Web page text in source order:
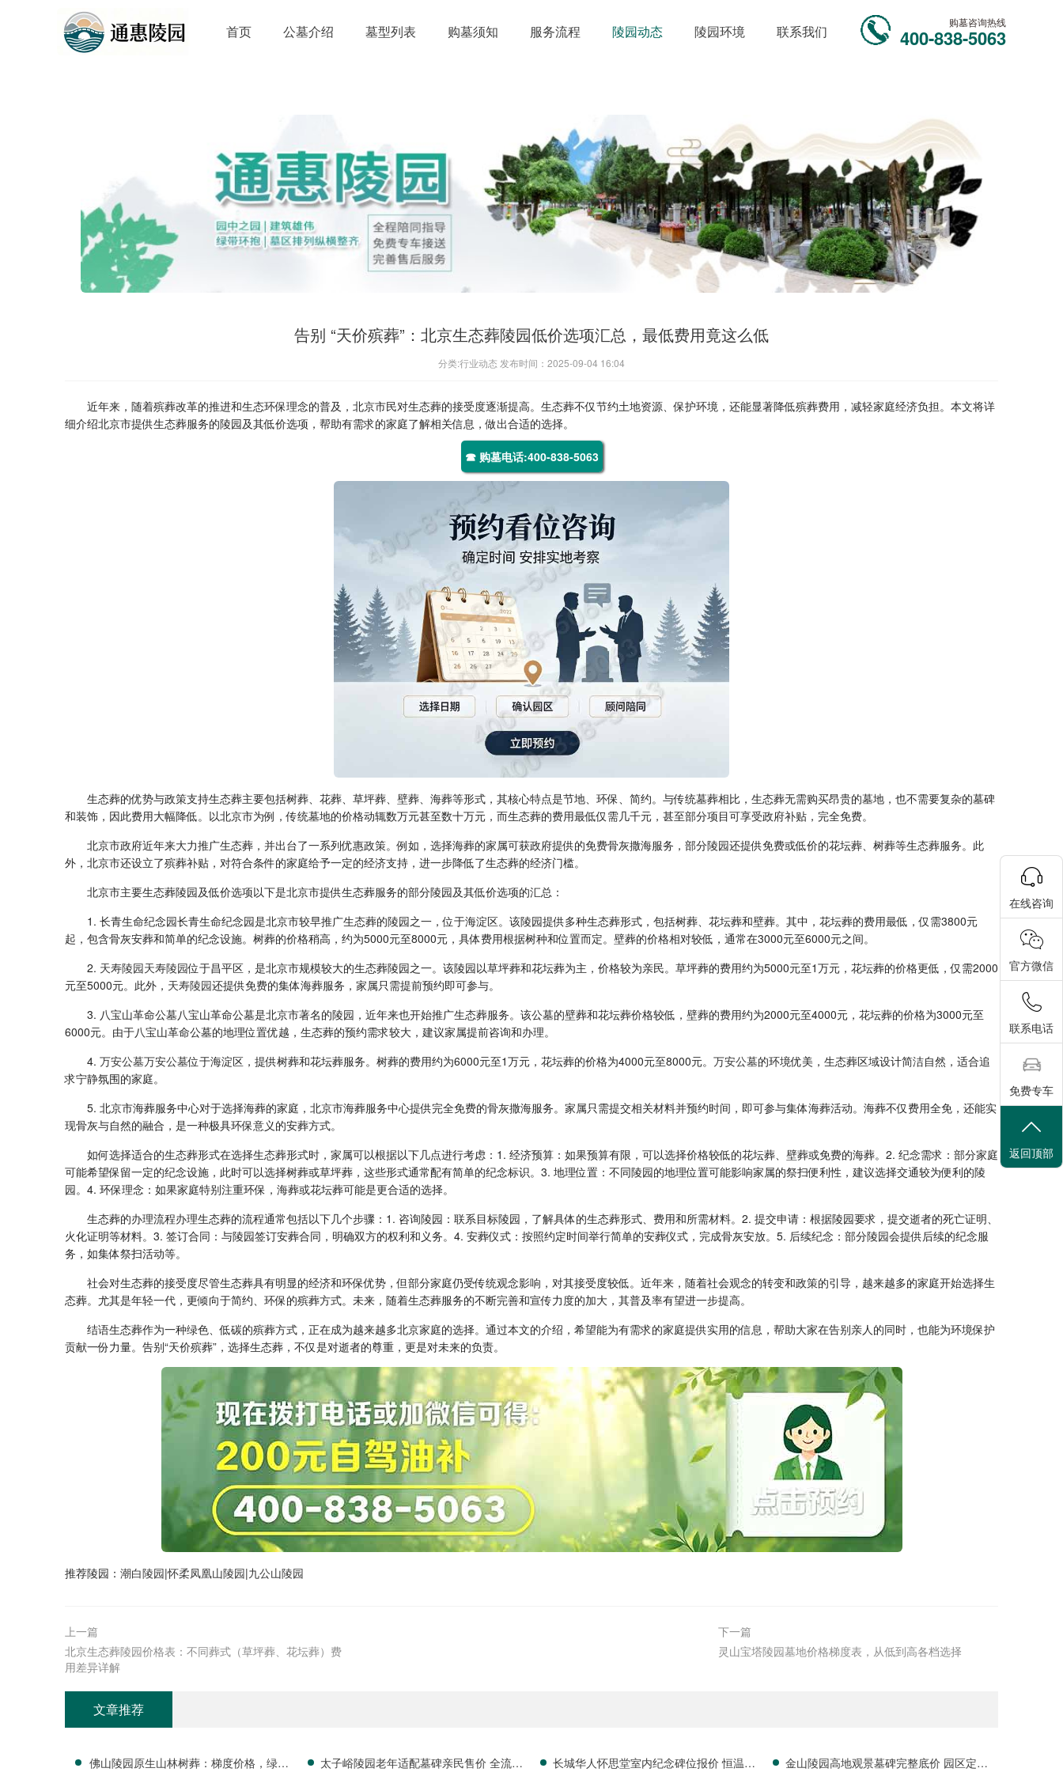
首页 公墓介绍 墓型列表 购墓须知 服务流程 陵园动态 陵园环境 联系我们
购墓咨询热线
400-838-5063
告别 “天价殡葬”：北京生态葬陵园低价选项汇总，最低费用竟这么低
分类:行业动态 发布时间：2025-09-04 16:04
近年来，随着殡葬改革的推进和生态环保理念的普及，北京市民对生态葬的接受度逐渐提高。生态葬不仅节约土地资源、保护环境，还能显著降低殡葬费用，减轻家庭经济负担。本文将详
细介绍北京市提供生态葬服务的陵园及其低价选项，帮助有需求的家庭了解相关信息，做出合适的选择。
☎ 购墓电话:400-838-5063
生态葬的优势与政策支持生态葬主要包括树葬、花葬、草坪葬、壁葬、海葬等形式，其核心特点是节地、环保、简约。与传统墓葬相比，生态葬无需购买昂贵的墓地，也不需要复杂的墓碑
和装饰，因此费用大幅降低。以北京市为例，传统墓地的价格动辄数万元甚至数十万元，而生态葬的费用最低仅需几千元，甚至部分项目可享受政府补贴，完全免费。
北京市政府近年来大力推广生态葬，并出台了一系列优惠政策。例如，选择海葬的家属可获政府提供的免费骨灰撒海服务，部分陵园还提供免费或低价的花坛葬、树葬等生态葬服务。此
外，北京市还设立了殡葬补贴，对符合条件的家庭给予一定的经济支持，进一步降低了生态葬的经济门槛。
北京市主要生态葬陵园及低价选项以下是北京市提供生态葬服务的部分陵园及其低价选项的汇总：
1. 长青生命纪念园长青生命纪念园是北京市较早推广生态葬的陵园之一，位于海淀区。该陵园提供多种生态葬形式，包括树葬、花坛葬和壁葬。其中，花坛葬的费用最低，仅需3800元
起，包含骨灰安葬和简单的纪念设施。树葬的价格稍高，约为5000元至8000元，具体费用根据树种和位置而定。壁葬的价格相对较低，通常在3000元至6000元之间。
2. 天寿陵园天寿陵园位于昌平区，是北京市规模较大的生态葬陵园之一。该陵园以草坪葬和花坛葬为主，价格较为亲民。草坪葬的费用约为5000元至1万元，花坛葬的价格更低，仅需2000
元至5000元。此外， 天寿陵园还提供免费的集体海葬服务，家属只需提前预约即可参与。
3. 八宝山革命公墓八宝山革命公墓是北京市著名的陵园，近年来也开始推广生态葬服务。该公墓的壁葬和花坛葬价格较低，壁葬的费用约为2000元至4000元，花坛葬的价格为3000元至
6000元。由于八宝山革命公墓的地理位置优越，生态葬的预约需求较大，建议家属提前咨询和办理。
4. 万安公墓万安公墓位于海淀区，提供树葬和花坛葬服务。树葬的费用约为6000元至1万元，花坛葬的价格为4000元至8000元。 万安公墓的环境优美，生态葬区域设计简洁自然，适合追
求宁静氛围的家庭。
5. 北京市海葬服务中心对于选择海葬的家庭，北京市海葬服务中心提供完全免费的骨灰撒海服务。家属只需提交相关材料并预约时间，即可参与集体海葬活动。海葬不仅费用全免，还能实
现骨灰与自然的融合，是一种极具环保意义的安葬方式。
如何选择适合的生态葬形式在选择生态葬形式时，家属可以根据以下几点进行考虑：1. 经济预算：如果预算有限，可以选择价格较低的花坛葬、壁葬或免费的海葬。2. 纪念需求：部分家庭
可能希望保留一定的纪念设施，此时可以选择树葬或草坪葬，这些形式通常配有简单的纪念标识。3. 地理位置：不同陵园的地理位置可能影响家属的祭扫便利性，建议选择交通较为便利的陵
园。4. 环保理念：如果家庭特别注重环保，海葬或花坛葬可能是更合适的选择。
生态葬的办理流程办理生态葬的流程通常包括以下几个步骤：1. 咨询陵园：联系目标陵园，了解具体的生态葬形式、费用和所需材料。2. 提交申请：根据陵园要求，提交逝者的死亡证明、
火化证明等材料。3. 签订合同：与陵园签订安葬合同，明确双方的权利和义务。4. 安葬仪式：按照约定时间举行简单的安葬仪式，完成骨灰安放。5. 后续纪念：部分陵园会提供后续的纪念服
务，如集体祭扫活动等。
社会对生态葬的接受度尽管生态葬具有明显的经济和环保优势，但部分家庭仍受传统观念影响，对其接受度较低。近年来，随着社会观念的转变和政策的引导，越来越多的家庭开始选择生
态葬。尤其是年轻一代，更倾向于简约、环保的殡葬方式。未来，随着生态葬服务的不断完善和宣传力度的加大，其普及率有望进一步提高。
结语生态葬作为一种绿色、低碳的殡葬方式，正在成为越来越多北京家庭的选择。通过本文的介绍，希望能为有需求的家庭提供实用的信息，帮助大家在告别亲人的同时，也能为环境保护
贡献一份力量。告别“天价殡葬”，选择生态葬，不仅是对逝者的尊重，更是对未来的负责。‍
推荐陵园： 潮白陵园|怀柔凤凰山陵园|九公山陵园
上一篇
北京生态葬陵园价格表：不同葬式（草坪葬、花坛葬）费
用差异详解
下一篇
灵山宝塔陵园墓地价格梯度表，从低到高各档选择
文章推荐
佛山陵园原生山林树葬：梯度价格，绿植 太子峪陵园老年适配墓碑亲民售价 全流程 长城华人怀思堂室内纪念碑位报价 恒温寄 金山陵园高地观景墓碑完整底价 园区定期
在线咨询
官方微信
联系电话
免费专车
返回顶部